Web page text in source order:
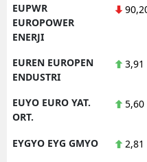
EUPWR
EUROPOWER
ENERJI
EUREN EUROPEN
ENDUSTRI
3,91
EUYO EURO YAT.
ORT.
5,60
EYGYO EYG GMYO 2,81